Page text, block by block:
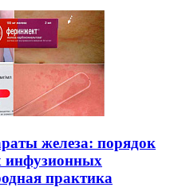
железа: порядок
инфузионных
практика